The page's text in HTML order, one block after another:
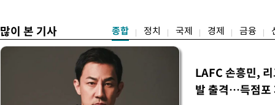
많이 본 기사 종합 정치 국제 경제 금융
LAFC 손흥민,
발 출격…득점포